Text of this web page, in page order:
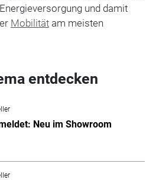
und damit
Mobilitätam meisten
entdecken
Neu im Showroom